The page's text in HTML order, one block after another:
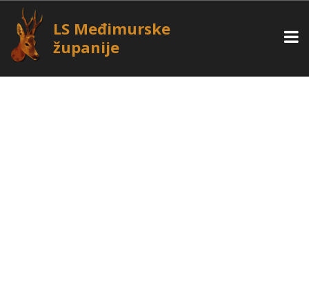
LS Međimurske
županije